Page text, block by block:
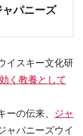
パニーズ
イスキー文化研
く教養として
ーの伝来、
ジャ
ャパニーズウイ